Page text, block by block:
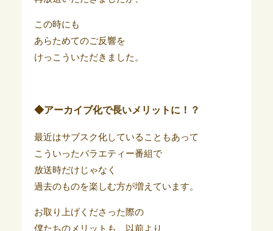
この時にも
あらためてのご反響を
けっこういただきました。
◆アーカイブ化で長いメリットに！？
最近はサブスク化していることもあって
こういったバラエティー番組で
放送時だけじゃなく
過去のものを楽しむ方が増えています。
お取り上げくださった際の
僕たちのメリットも、以前より